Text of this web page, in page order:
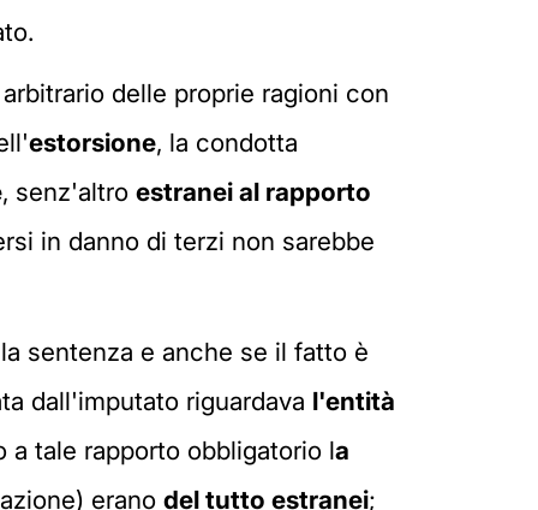
delle proprie ragioni con
estorsione, la condotta
, senz'altro estranei al rapporto
in danno di terzi non sarebbe
sentenza e anche se il fatto è
dall'imputato riguardava l'entità
tale rapporto obbligatorio la
erano del tutto estranei;